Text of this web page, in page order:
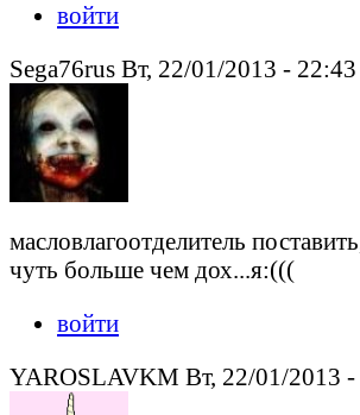
войти
Sega76rus Вт, 22/01/2013 - 22:43
масловлагоотделитель
чуть больше чем дох...я:(((
войти
YAROSLAVKM Вт, 22/01/2013 -